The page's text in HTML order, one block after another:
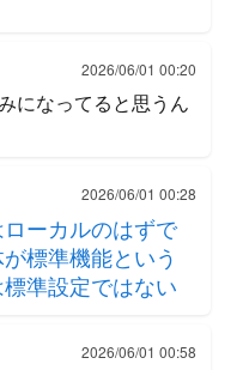
2026/06/01 00:20
になってると思うん
2026/06/01 00:28
ーカルのはずで
標準機能という
準設定ではない
2026/06/01 00:58